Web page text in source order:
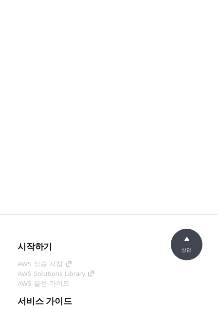
시작하기
AWS 실습 지침
AWS Solutions Library
AWS 결정 가이드
서비스 가이드
상단